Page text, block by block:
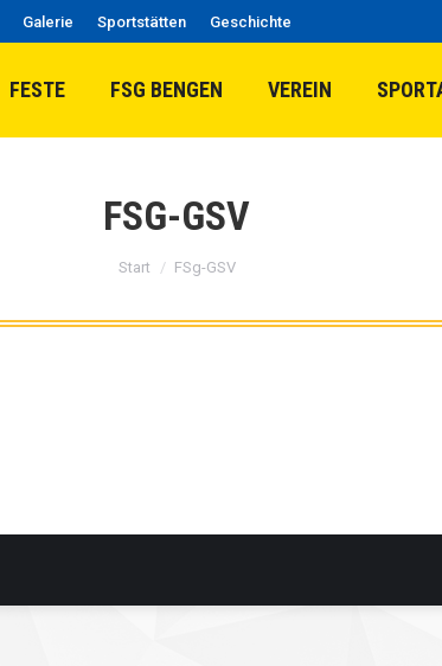
Galerie Sportstätten Geschichte
FESTE FSG BENGEN VEREIN
FSG-GSV
Sie befinden sich hier:
Start FSg-GSV